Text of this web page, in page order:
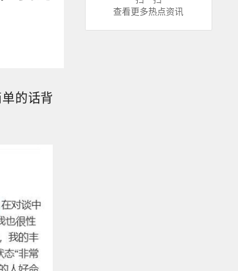
的话背
查看更多热点资讯